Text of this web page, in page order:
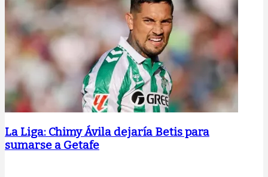
La Liga: Chimy Ávila dejaría Betis para
sumarse a Getafe